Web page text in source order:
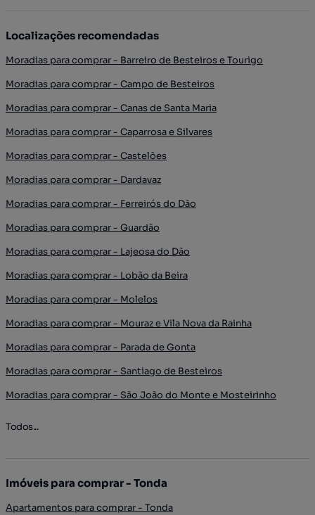
Localizações recomendadas
Moradias para comprar - Barreiro de Besteiros e Tourigo
Moradias para comprar - Campo de Besteiros
Moradias para comprar - Canas de Santa Maria
Moradias para comprar - Caparrosa e Silvares
Moradias para comprar - Castelões
Moradias para comprar - Dardavaz
Moradias para comprar - Ferreirós do Dão
Moradias para comprar - Guardão
Moradias para comprar - Lajeosa do Dão
Moradias para comprar - Lobão da Beira
Moradias para comprar - Molelos
Moradias para comprar - Mouraz e Vila Nova da Rainha
Moradias para comprar - Parada de Gonta
Moradias para comprar - Santiago de Besteiros
Moradias para comprar - São João do Monte e Mosteirinho
Todos...
Imóveis para comprar - Tonda
Apartamentos para comprar - Tonda